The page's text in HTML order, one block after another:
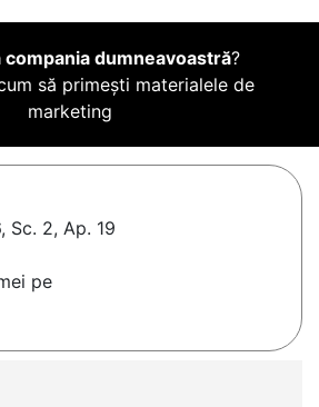
compania dumneavoastră?
să primești materialele de
marketing
Sc. 2, Ap. 19
pe